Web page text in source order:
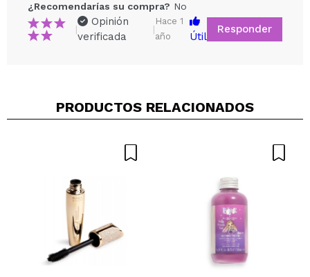
Compartir un vídeo o una foto
Tu vídeo podría ser el primero. Imagínatelo...
¿Recomendarías su compra?
¿Recomendarías su compra? No
|
Opinión
verificada
|
Hace 1
año
Útil
Responder
PRODUCTOS RELACIONADOS